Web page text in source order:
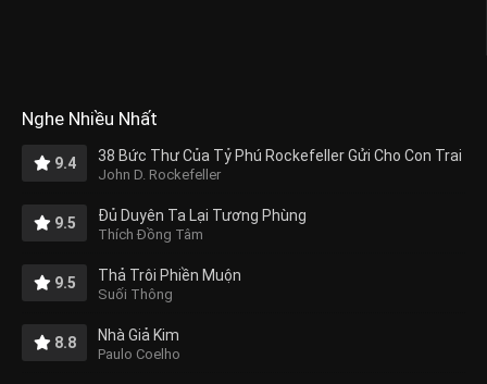
Nghe Nhiều Nhất
9.4 38 Bức Thư Của Tỷ Phú Rockefeller Gửi Cho Con Trai
John D. Rockefeller
9.5 Đủ Duyên Ta Lại Tương Phùng
Thích Đồng Tâm
9.5 Thả Trôi Phiền Muộn
Suối Thông
8.8 Nhà Giả Kim
Paulo Coelho